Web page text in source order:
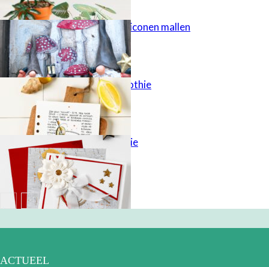
Gietgips uit siliconen mallen
Gezonde smoothie
X-mas inspiratie
ACTUEEL